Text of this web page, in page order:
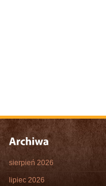
sierpień 2026
lipiec 2026